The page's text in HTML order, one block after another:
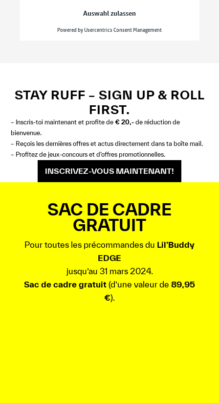
STAY RUFF – SIGN UP & ROLL
FIRST.
– Inscris-toi maintenant et profite de€ 20,- de réduction de
bienvenue.
– Reçois les dernières offres et actus directement dans ta boîte mail.
– Profitez de jeux-concours et d’offres promotionnelles.
INSCRIVEZ-VOUS MAINTENANT!
SAC DE CADRE
GRATUIT
Pour toutes les précommandes du Lil’Buddy
EDGE
jusqu’au 31 mars 2024.
Sac de cadre gratuit (d’une valeur de 89,95
€).